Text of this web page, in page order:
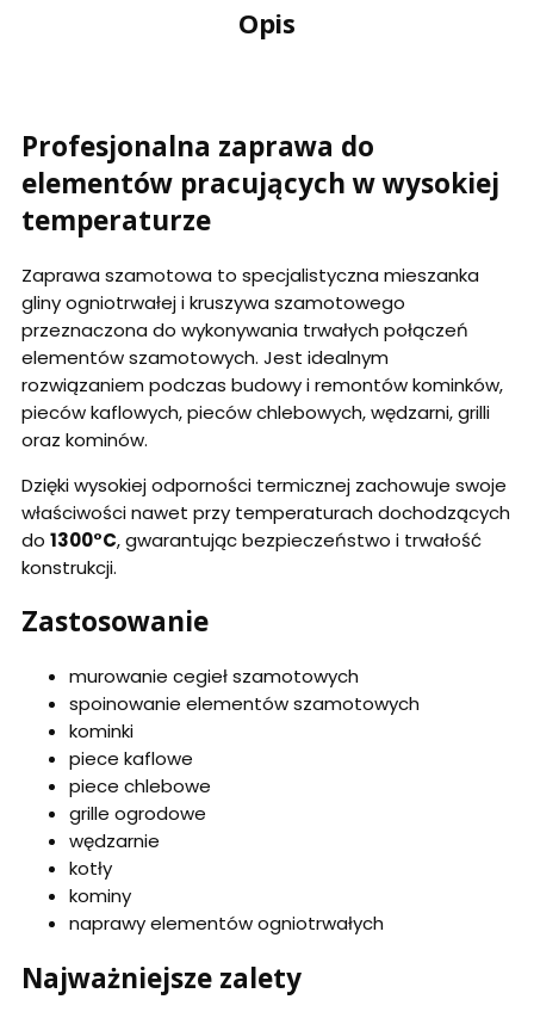
Opis
Profesjonalna zaprawa do
elementów pracujących w wysokiej
temperaturze
Zaprawa szamotowa to specjalistyczna mieszanka
gliny ogniotrwałej i kruszywa szamotowego
przeznaczona do wykonywania trwałych połączeń
elementów szamotowych. Jest idealnym
rozwiązaniem podczas budowy i remontów kominków,
pieców kaflowych, pieców chlebowych, wędzarni, grilli
oraz kominów.
Dzięki wysokiej odporności termicznej zachowuje swoje
właściwości nawet przy temperaturach dochodzących
do 1300°C, gwarantując bezpieczeństwo i trwałość
konstrukcji.
Zastosowanie
murowanie cegieł szamotowych
spoinowanie elementów szamotowych
kominki
piece kaflowe
piece chlebowe
grille ogrodowe
wędzarnie
kotły
kominy
naprawy elementów ogniotrwałych
Najważniejsze zalety